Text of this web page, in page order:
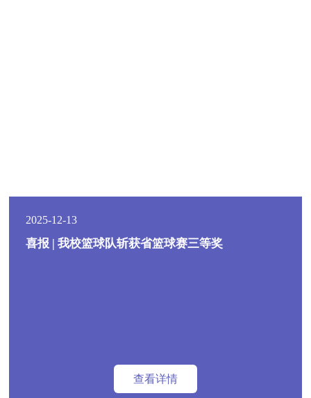
2025-12-13
喜报 | 我校篮球队斩获省篮球赛三等奖
查看详情